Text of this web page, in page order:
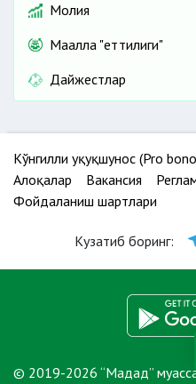
Молия
Маҳалла "еттилиги"
Дайжестлар
Кўнгилли ҳуқуқшунос (Pro
Алоқалар
Вакансия
Фойдаланиш шартлари
Кузатиб боринг:
© 2019-2026 “Мадад”